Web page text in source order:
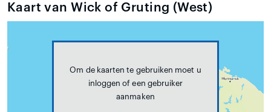
Kaart van Wick of Gruting (West)
Om de kaarten te gebruiken moet u
inloggen of een gebruiker
aanmaken